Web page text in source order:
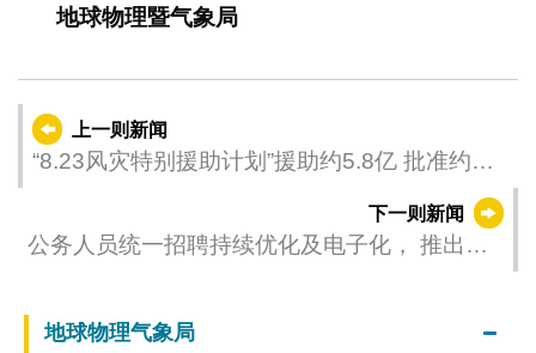
地球物理暨气象局
上一则新闻
“8.23风灾特别援助计划”援助约5.8亿 批准约
下一则新闻
公务人员统一招聘持续优化及电子化， 推出指
地球物理气象局